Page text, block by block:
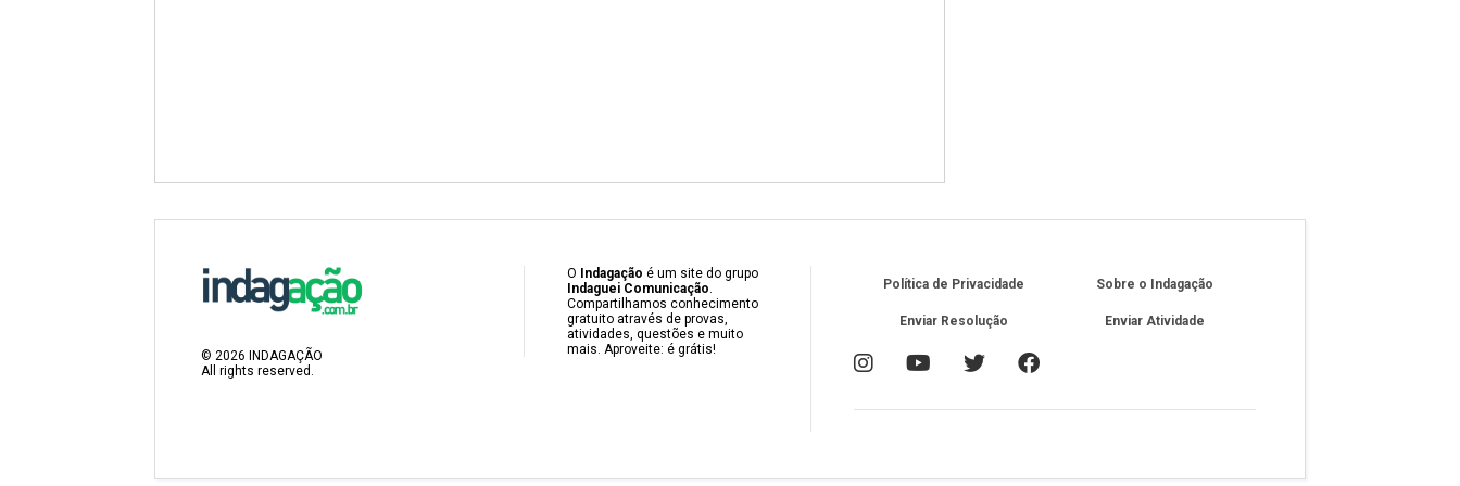
© 2026 INDAGAÇÃO
All rights reserved.
O Indagação é um site do grupo
Indaguei Comunicação.
Compartilhamos conhecimento
gratuito através de provas,
atividades, questões e muito
mais. Aproveite: é grátis!
Política de Privacidade Sobre o Indagação
Enviar Resolução Enviar Atividade